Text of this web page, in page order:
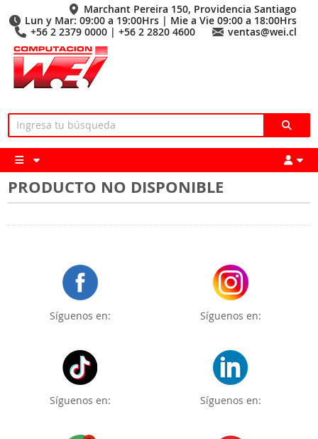
Marchant Pereira 150, Providencia Santiago
Lun y Mar: 09:00 a 19:00Hrs | Mie a Vie 09:00 a 18:00Hrs
+56 2 2379 0000 | +56 2 2820 4600
ventas@wei.cl
PRODUCTO NO DISPONIBLE
Síguenos en: Síguenos en:
Síguenos en: Síguenos en: